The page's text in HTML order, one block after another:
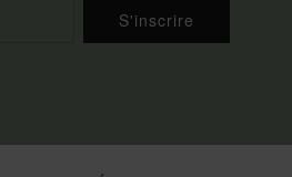
S'inscrire